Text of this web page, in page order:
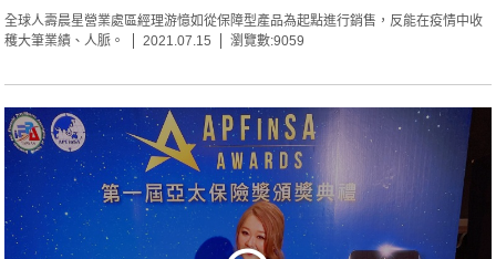
全球人壽晨星營業處區經理游憶如從保障型產品為起點進行銷售，反能在疫情中收
穫大筆業績、人脈。
2021.07.15 瀏覽數:9059